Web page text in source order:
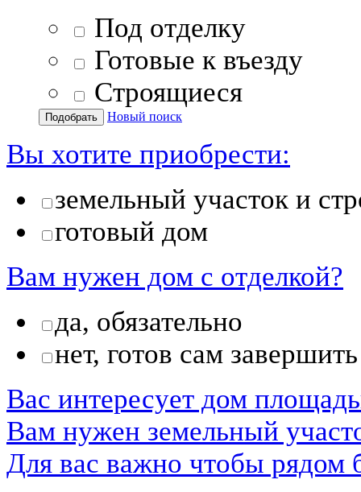
Под отделку
Готовые к въезду
Строящиеся
Новый поиск
Вы хотите приобрести:
земельный участок и
готовый дом
Вам нужен дом с отделкой?
да, обязательно
нет, готов сам
Вас интересует дом
Вам нужен земельный
Для вас важно чтобы рядом